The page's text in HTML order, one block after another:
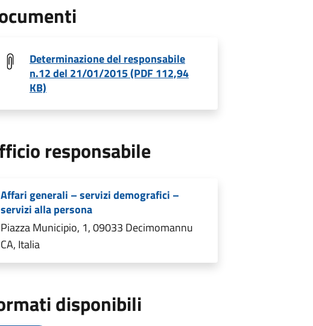
Determinazione del responsabile
n.12 del 21/01/2015 (PDF 112,94
KB)
responsabile
Affari generali – servizi demografici –
servizi alla persona
Piazza Municipio, 1, 09033 Decimomannu
CA, Italia
disponibili